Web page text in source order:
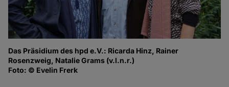
Das Präsidium des hpd e.V.: Ricarda Hinz, Rainer
Rosenzweig, Natalie Grams (v.l.n.r.)
Foto: © Evelin Frerk